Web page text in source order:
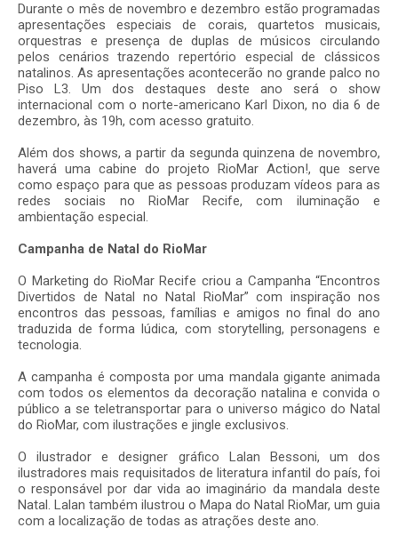
Durante o mês de novembro e dezembro estão programadas
apresentações especiais de corais, quartetos musicais,
orquestras e presença de duplas de músicos circulando
pelos cenários trazendo repertório especial de clássicos
natalinos. As apresentações acontecerão no grande palco no
Piso L3. Um dos destaques deste ano será o show
internacional com o norte-americano Karl Dixon, no dia 6 de
dezembro, às 19h, com acesso gratuito.
Além dos shows, a partir da segunda quinzena de novembro,
haverá uma cabine do projeto RioMar Action!, que serve
como espaço para que as pessoas produzam vídeos para as
redes sociais no RioMar Recife, com iluminação e
ambientação especial.
Campanha de Natal do RioMar
O Marketing do RioMar Recife criou a Campanha “Encontros
Divertidos de Natal no Natal RioMar” com inspiração nos
encontros das pessoas, famílias e amigos no final do ano
traduzida de forma lúdica, com storytelling, personagens e
tecnologia.
A campanha é composta por uma mandala gigante animada
com todos os elementos da decoração natalina e convida o
público a se teletransportar para o universo mágico do Natal
do RioMar, com ilustrações e jingle exclusivos.
O ilustrador e designer gráfico Lalan Bessoni, um dos
ilustradores mais requisitados de literatura infantil do país, foi
o responsável por dar vida ao imaginário da mandala deste
Natal. Lalan também ilustrou o Mapa do Natal RioMar, um guia
com a localização de todas as atrações deste ano.